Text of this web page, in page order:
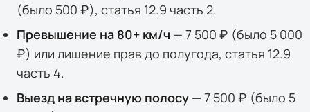
(было 500 ₽), статья 12.9 часть 2.
Превышение на 80+ км/ч — 7 500 ₽ (было 5 000
₽) или лишение прав до полугода, статья 12.9
часть 4.
Выезд на встречную полосу— 7 500 ₽ (было 5